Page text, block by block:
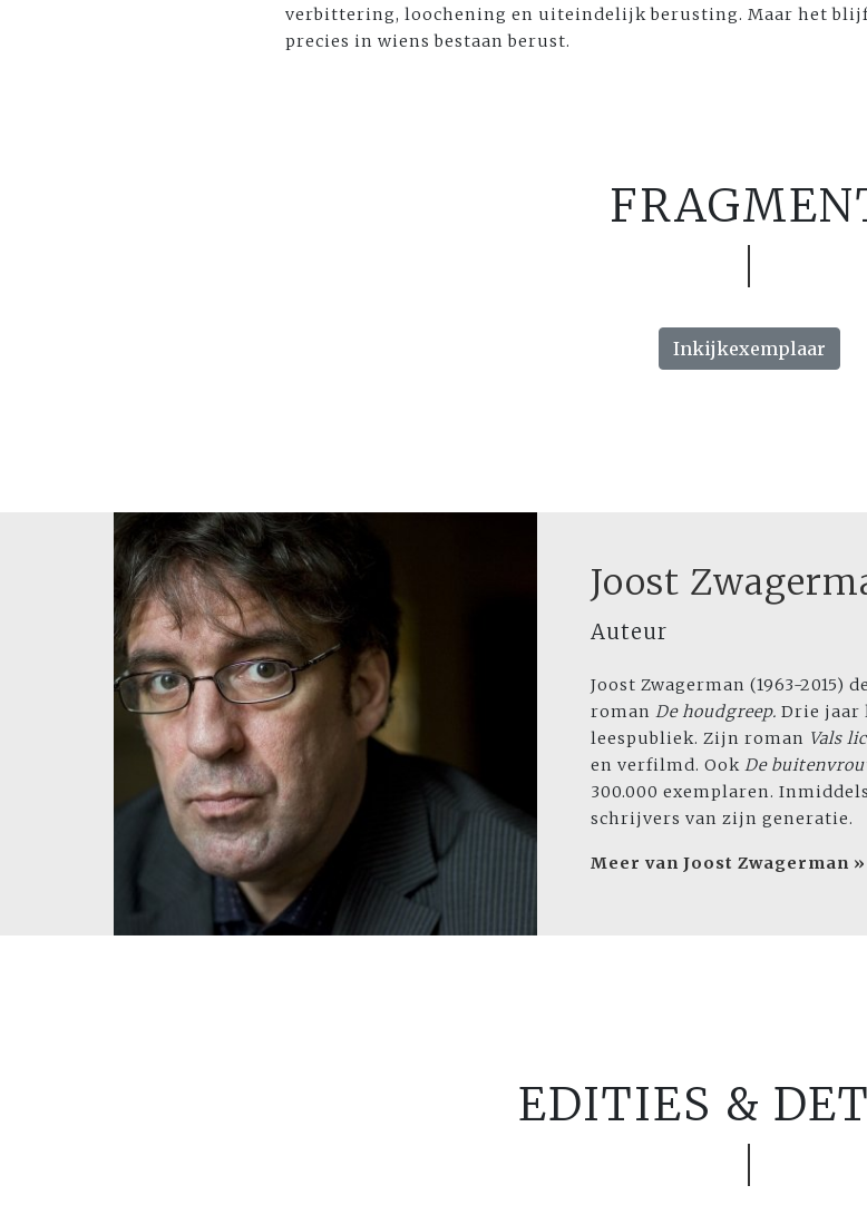
verbittering, loochening en uiteindelijk berusting. Maar het
precies in wiens bestaan berust.
Inkijkexemplaar
Joost
Auteur
Joost Zwagerman (1963-
roman De houdgreep. Drie jaar
leespubliek. Zijn roman Vals
en verfilmd. Ook De
300.000 exemplaren.
schrijvers van zijn generatie.
Meer van Joost Zwagerman »
EDITIES &